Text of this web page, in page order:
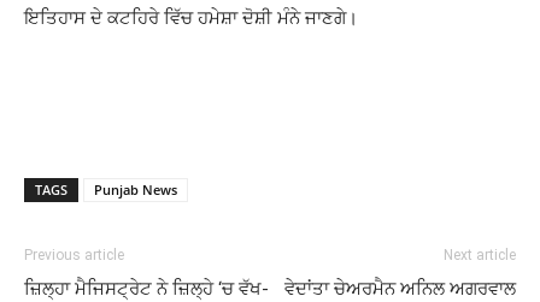
ਇਤਿਹਾਸ ਦੇ ਕਟਹਿਰੇ ਵਿੱਚ ਹਮੇਸ਼ਾ ਦੋਸ਼ੀ ਮੰਨੇ ਜਾਣਗੇ।
TAGS Punjab News
Previous article
ਜ਼ਿਲ੍ਹਾ ਮੈਜਿਸਟ੍ਰੇਟ ਨੇ ਜ਼ਿਲ੍ਹੇ ‘ਚ ਵੱਖ-
Next article
ਵੇਦਾਂਤਾ ਚੇਅਰਮੈਨ ਅਨਿਲ ਅਗਰਵਾਲ